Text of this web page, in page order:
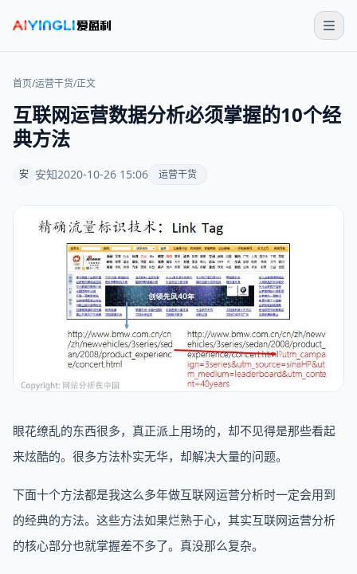
首页/运营干货/正文
互联网运营数据分析必须掌握的10个经
典方法
安 安知2020-10-26 15:06 运营干货
眼花缭乱的东西很多，真正派上用场的，却不见得是那些看起
来炫酷的。很多方法朴实无华，却解决大量的问题。
下面十个方法都是我这么多年做互联网运营分析时一定会用到
的经典的方法。这些方法如果烂熟于心，其实互联网运营分析
的核心部分也就掌握差不多了。真没那么复杂。